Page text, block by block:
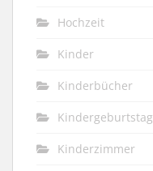
Hochzeit
Kinder
Kinderbücher
Kindergeburtstag
Kinderzimmer